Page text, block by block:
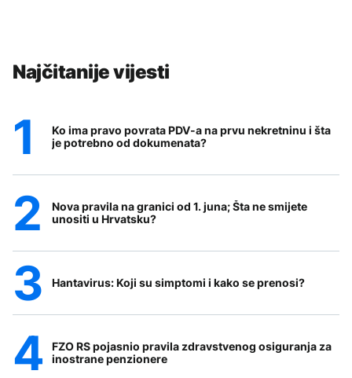
Najčitanije vijesti
Ko ima pravo povrata PDV-a na prvu nekretninu i šta
je potrebno od dokumenata?
Nova pravila na granici od 1. juna; Šta ne smijete
unositi u Hrvatsku?
Hantavirus: Koji su simptomi i kako se prenosi?
FZO RS pojasnio pravila zdravstvenog osiguranja za
inostrane penzionere